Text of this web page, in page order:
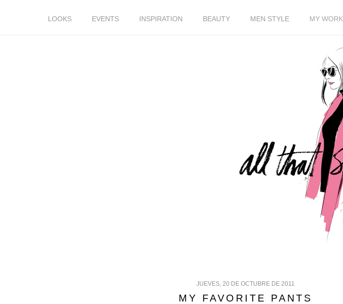
LOOKS EVENTS INSPIRATION BEAUTY MEN STYLE MY WORK
JUEVES, 20 DE OCTUBRE DE 2011
MY FAVORITE PANTS